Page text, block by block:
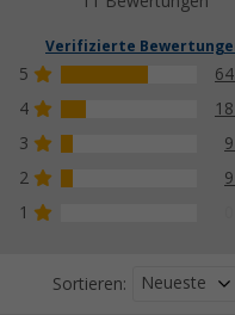
Berger
Verifizierte
5
4
3
2
1
Sortieren: Neueste